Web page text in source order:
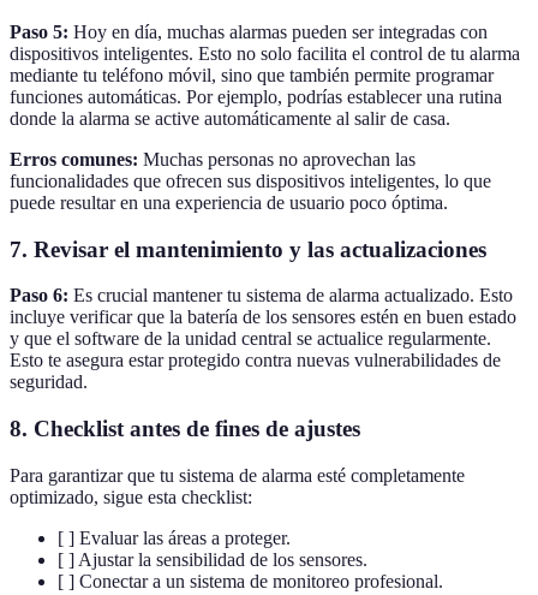
Paso 5: Hoy en día, muchas alarmas pueden ser integradas con
dispositivos inteligentes. Esto no solo facilita el control de tu alarma
mediante tu teléfono móvil, sino que también permite programar
funciones automáticas. Por ejemplo, podrías establecer una rutina
donde la alarma se active automáticamente al salir de casa.
Erros comunes: Muchas personas no aprovechan las
funcionalidades que ofrecen sus dispositivos inteligentes, lo que
puede resultar en una experiencia de usuario poco óptima.
7. Revisar el mantenimiento y las actualizaciones
Paso 6: Es crucial mantener tu sistema de alarma actualizado. Esto
incluye verificar que la batería de los sensores estén en buen estado
y que el software de la unidad central se actualice regularmente.
Esto te asegura estar protegido contra nuevas vulnerabilidades de
seguridad.
8. Checklist antes de fines de ajustes
Para garantizar que tu sistema de alarma esté completamente
optimizado, sigue esta checklist:
[ ] Evaluar las áreas a proteger.
[ ] Ajustar la sensibilidad de los sensores.
[ ] Conectar a un sistema de monitoreo profesional.